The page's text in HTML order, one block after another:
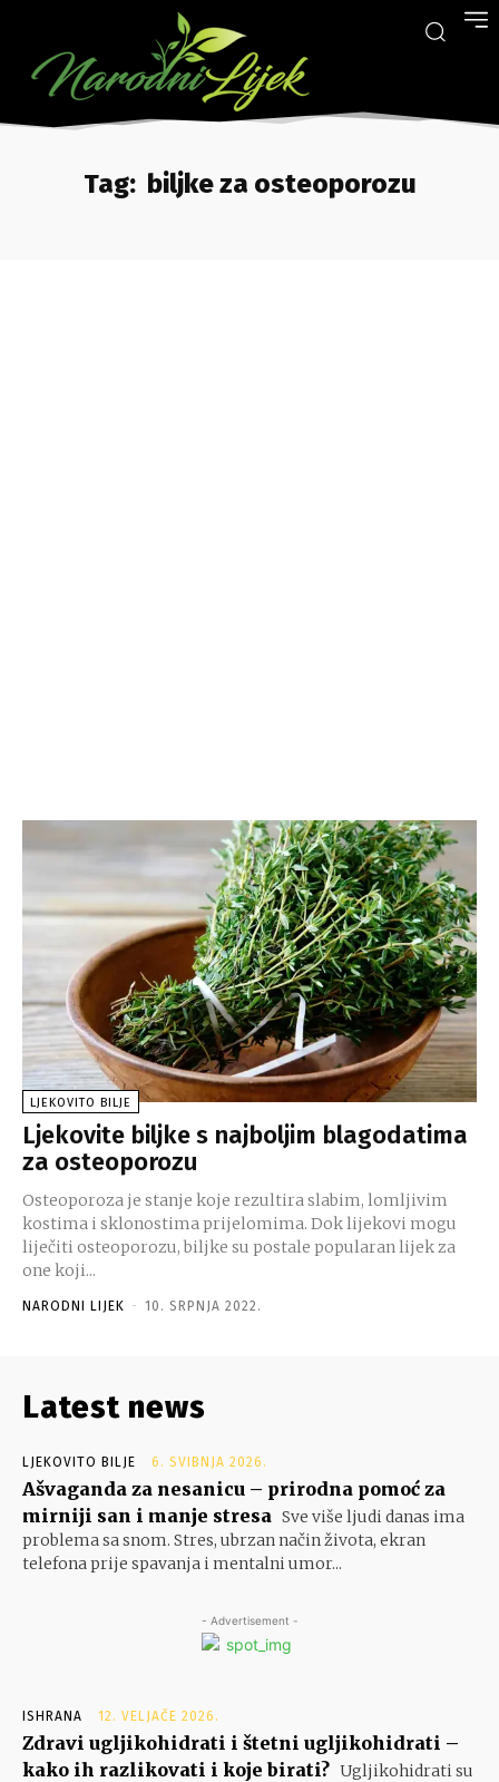
Tag: biljke za osteoporozu
LJEKOVITO BILJE
Ljekovite biljke s najboljim blagodatima
za osteoporozu
Osteoporoza je stanje koje rezultira slabim, lomljivim
kostima i sklonostima prijelomima. Dok lijekovi mogu
liječiti osteoporozu, biljke su postale popularan lijek za
one koji...
NARODNI LIJEK - 10. SRPNJA 2022.
Latest news
LJEKOVITO BILJE 6. SVIBNJA 2026.
Ašvaganda za nesanicu – prirodna pomoć za
mirniji san i manje stresa Sve više ljudi danas ima
problema sa snom. Stres, ubrzan način života, ekran
telefona prije spavanja i mentalni umor...
- Advertisement -
ISHRANA 12. VELJAČE 2026.
Zdravi ugljikohidrati i štetni ugljikohidrati –
kako ih razlikovati i koje birati? Ugljikohidrati su